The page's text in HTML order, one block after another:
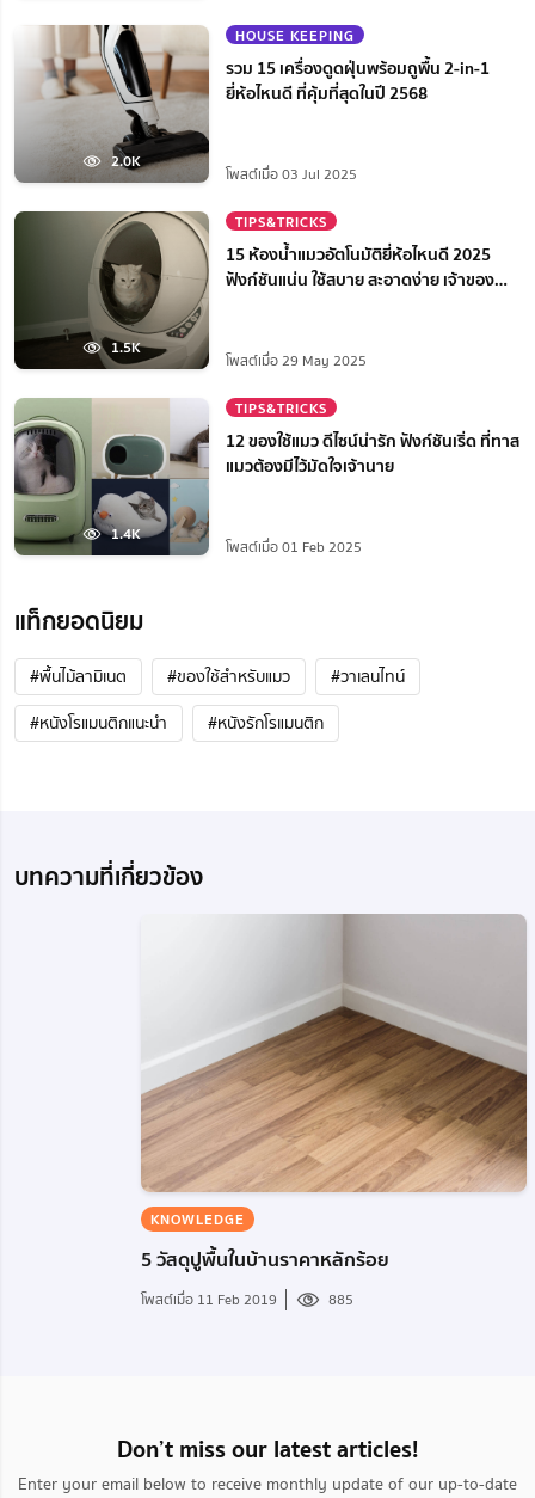
2.0K
HOUSE KEEPING
รวม 15 เครื่องดูดฝุ่นพร้อมถูพื้น 2-in-1
ยี่ห้อไหนดี ที่คุ้มที่สุดในปี 2568
โพสต์เมื่อ 03 Jul 2025
1.5K
TIPS&TRICKS
15 ห้องน้ำแมวอัตโนมัติยี่ห้อไหนดี 2025
ฟังก์ชันแน่น ใช้สบาย สะอาดง่าย เจ้าของ
โพสต์เมื่อ 29 May 2025
1.4K
TIPS&TRICKS
12 ของใช้แมว ดีไซน์น่ารัก ฟังก์ชันเริ่ด ที่ทาส
แมวต้องมีไว้มัดใจเจ้านาย
โพสต์เมื่อ 01 Feb 2025
แท็กยอดนิยม
#พื้นไม้ลามิเนต #ของใช้สำหรับแมว
#วาเลนไทน์
#หนังโรแมนติกแนะนํา
#หนังรักโรแมนติก
บทความที่เกี่ยวข้อง
KNOWLEDGE
5 วัสดุปูพื้นในบ้านราคาหลักร้อย
โพสต์เมื่อ 11 Feb 2019 885
Don’t miss our latest articles!
Enter your email below to receive monthly update of our up-to-date